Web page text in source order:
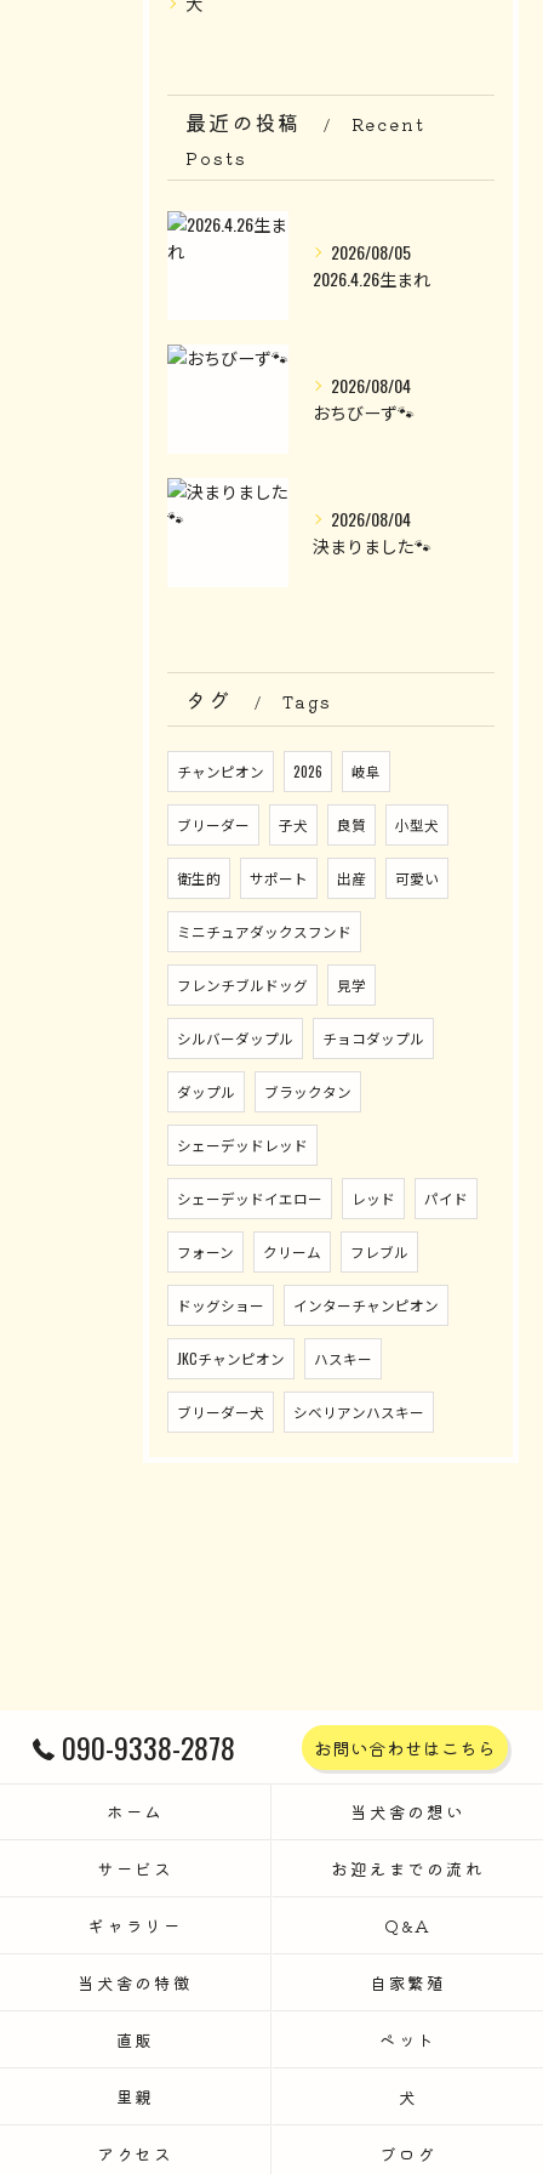
最近の投稿
Recent
Posts
2026/08/05
2026.4.26生まれ
2026/08/04
おちびーず🐾
2026/08/04
決まりました🐾
タグ Tags
チャンピオン 2026 岐阜
ブリーダー 子犬 良質 小型犬
衛生的 サポート 出産 可愛い
ミニチュアダックスフンド
フレンチブルドッグ 見学
シルバーダップル チョコダップル
ダップル ブラックタン
シェーデッドレッド
シェーデッドイエロー レッド パイド
フォーン クリーム フレブル
ドッグショー インターチャンピオン
JKCチャンピオン ハスキー
ブリーダー犬 シベリアンハスキー
090-9338-2878 お問い合わせはこちら
ホーム 当犬舎の想い
サービス お迎えまでの流れ
ギャラリー Q&A
当犬舎の特徴 自家繁殖
直販 ペット
里親 犬
アクセス ブログ